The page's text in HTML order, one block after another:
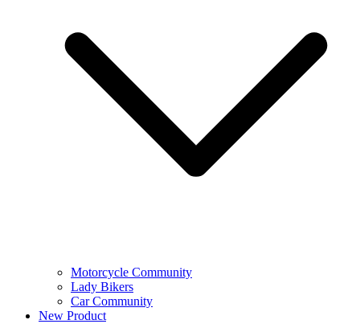
Motorcycle Community
Lady Bikers
Car Community
New Product